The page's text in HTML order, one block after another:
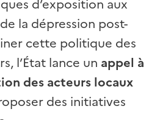
d’exposition aux
la dépression post-
cette politique des
l’État lance un appel à
des acteurs locaux
des initiatives